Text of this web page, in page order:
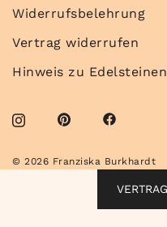
Widerrufsbelehrung
Vertrag widerrufen
Hinweis zu Edelsteinen
© 2026 Franziska Burkhardt